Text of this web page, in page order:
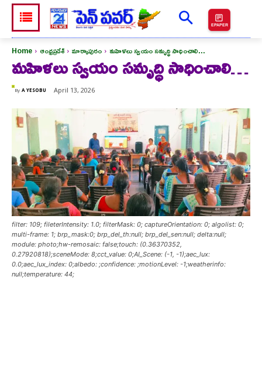
EPAPER
Home ఆంధ్రప్రదేశ్ మార్కాపురం మహిళలు స్వయం సమృద్ధి సాధించాలి...
మహిళలు స్వయం సమృద్ధి సాధించాలి…
By A YESOBU April 13, 2026
filter: 109; fileterIntensity: 1.0; filterMask: 0; captureOrientation: 0; algolist: 0;
multi-frame: 1; brp_mask:0; brp_del_th:null; brp_del_sen:null; delta:null;
module: photo;hw-remosaic: false;touch: (0.36370352,
0.27920818);sceneMode: 8;cct_value: 0;AI_Scene: (-1, -1);aec_lux:
0.0;aec_lux_index: 0;albedo: ;confidence: ;motionLevel: -1;weatherinfo:
null;temperature: 44;